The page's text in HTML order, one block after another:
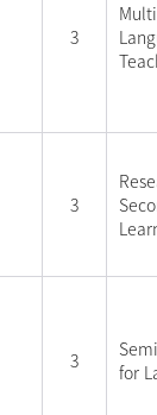
3
3
3
for